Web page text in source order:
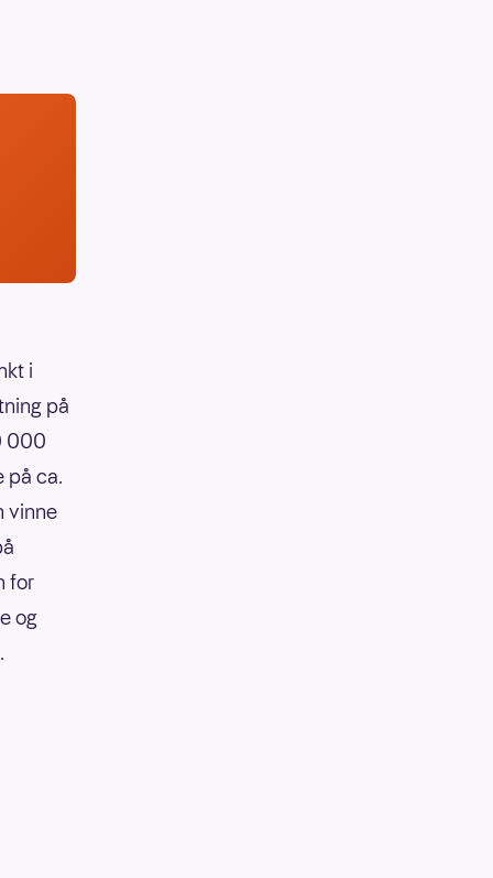
i
på
000
på ca.
vinne
for
og